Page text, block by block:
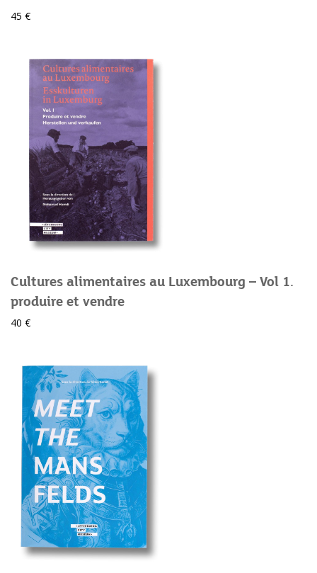
45 €
Cultures alimentaires au Luxembourg – Vol 1.
produire et vendre
40 €